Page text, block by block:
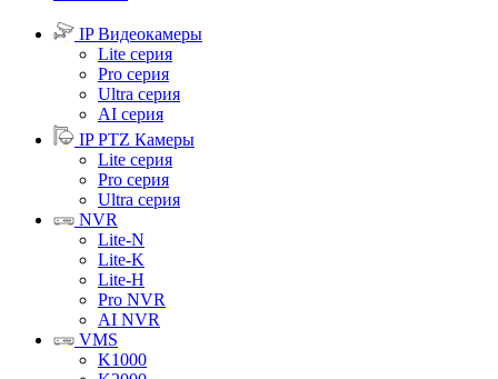
IP Видеокамеры
Lite серия
Pro серия
Ultra серия
AI серия
IP PTZ Камеры
Lite серия
Pro серия
Ultra серия
NVR
Lite-N
Lite-K
Lite-H
Pro NVR
AI NVR
VMS
K1000